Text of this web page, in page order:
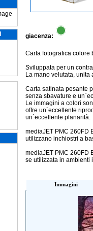
giacenza:
Carta fotografica colore
Sviluppata per un
La mano velutata,
Carta satinata pesante
senza sbavature e
Le immagini a colori
offre un`eccellente
un`eccellente planarità.
mediaJET PMC 260FD
utilizzano inchiostri a
mediaJET PMC 260FD
se utilizzata in ambienti
Immagini